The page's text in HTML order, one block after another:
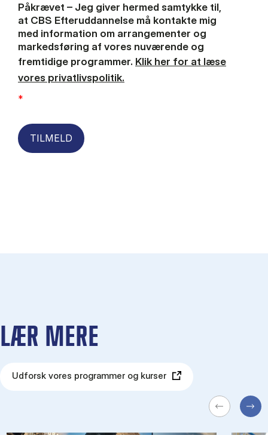
Påkrævet – Jeg giver hermed samtykke til,
at CBS Efteruddannelse må kontakte mig
med information om arrangementer og
markedsføring af vores nuværende og
fremtidige programmer. Klik her for at læse
vores privatlivspolitik.
*
TILMELD
LÆR MERE
Udforsk vores programmer og kurser